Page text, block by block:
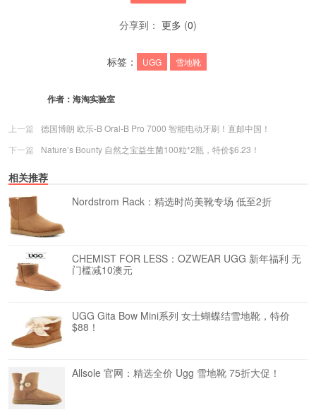
分享到： 更多 (0)
标签： UGG 雪地靴
作者： 海淘实验室
上一篇
德国博朗 欧乐-B Oral-B Pro 7000 智能电动牙刷！直邮中国！
下一篇
Nature’s Bounty 自然之宝益生菌100粒*2瓶，特价$6.23！
相关推荐
Nordstrom Rack：精选时尚美靴专场 低至2折
CHEMIST FOR LESS：OZWEAR UGG 新年福利 无
门槛减10澳元
UGG Gita Bow Mini系列 女士蝴蝶结雪地靴，特价
$88！
Allsole 官网：精选全价 Ugg 雪地靴 75折大促！